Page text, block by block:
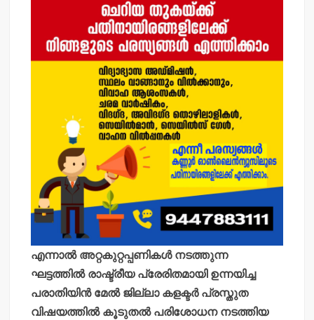
എന്നാല്‍ അറ്റകുറ്റപ്പണികള്‍ നടത്തുന്ന
ഘട്ടത്തില്‍ രാഷ്ട്രീയ പ്രേരിതമായി ഉന്നയിച്ച
പരാതിയിന്‍ മേല്‍ ജില്ലാ കളക്ടര്‍ പ്രസ്തുത
വിഷയത്തില്‍ കൂടുതല്‍ പരിശോധന നടത്തിയ